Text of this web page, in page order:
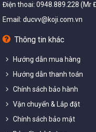
Điện thoai: 0948.889.228 (Mr
Email: ducvv@koji.com.vn
Thông tin khác
Hướng dẫn mua hàng
Hướng dẫn thanh toán
Chính sách bảo hành
Vận chuyển & Lắp đặt
Chính sách bảo mật